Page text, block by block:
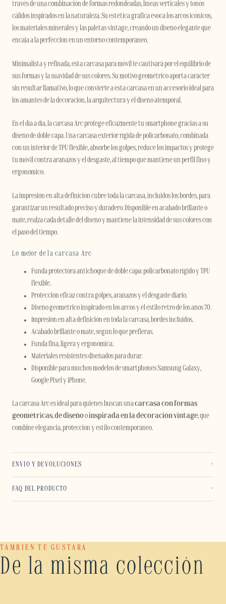
través de una combinación de formas redondeadas, líneas verticales y tonos
cálidos inspirados en la naturaleza. Su estética gráfica evoca los arcos icónicos,
los materiales minerales y las paletas vintage, creando un diseño elegante que
encaja a la perfección en un entorno contemporáneo.
Minimalista y refinada, esta carcasa para móvil te cautivará por el equilibrio de
sus formas y la suavidad de sus colores. Su motivo geométrico aporta carácter
sin resultar llamativo, lo que convierte a esta carcasa en un accesorio ideal para
los amantes de la decoración, la arquitectura y el diseño atemporal.
En el día a día, la carcasa Arc protege eficazmente tu smartphone gracias a su
diseño de doble capa. Una carcasa exterior rígida de policarbonato, combinada
con un interior de TPU flexible, absorbe los golpes, reduce los impactos y protege
tu móvil contra arañazos y el desgaste, al tiempo que mantiene un perfil fino y
ergonómico.
La impresión en alta definición cubre toda la carcasa, incluidos los bordes, para
garantizar un resultado preciso y duradero. Disponible en acabado brillante o
mate, realza cada detalle del diseño y mantiene la intensidad de sus colores con
el paso del tiempo.
Lo mejor de la carcasa Arc
Funda protectora antichoque de doble capa: policarbonato rígido y TPU
flexible.
Protección eficaz contra golpes, arañazos y el desgaste diario.
Diseño geométrico inspirado en los arcos y el estilo retro de los años 70.
Impresión en alta definición en toda la carcasa, bordes incluidos.
Acabado brillante o mate, según lo que prefieras.
Funda fina, ligera y ergonómica.
Materiales resistentes diseñados para durar.
Disponible para muchos modelos de smartphones Samsung Galaxy,
Google Pixel y iPhone.
La carcasa Arc es ideal para quienes buscan unacarcasa con formas
geométricas,de diseñooinspirada en la decoración vintage, que
combine elegancia, protección y estilo contemporáneo.
ENVÍO Y DEVOLUCIONES
FAQ DEL PRODUCTO
TAMBIÉN TE GUSTARÁ
De la misma colección